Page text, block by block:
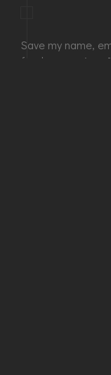
Save my name,
for the next time I